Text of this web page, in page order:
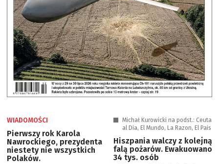
WIADOMOŚCI
Pierwszy rok Karola
Nawrockiego, prezydenta
niestety nie wszystkich
Polaków.
Michał Kurowicki na podst.: Ceuta
al Dia, El Mundo, La Razon, El Pais
Hiszpania walczy z kolejną
falą pożarów. Ewakuowano
34 tys. osób